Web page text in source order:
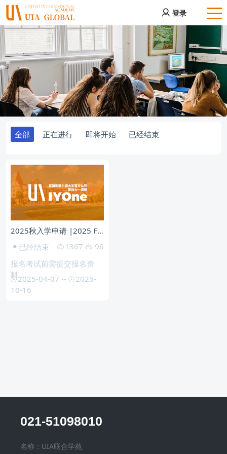
登录
全部 正在进行 即将开始 已经结束
2025秋入学申请 |2025 Fall Application
1367
96
已经结束
报名考试前需提交报名资
料...2025-04-07 --
2025-
10-16
021-51098010
名称：UIA联合学苑